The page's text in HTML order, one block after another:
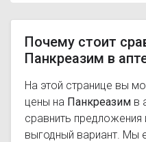
Почему стоит
Панкреазим в
На этой странице вы
цены на Панкреазим в
сравнить
выгодный вариант. Мы